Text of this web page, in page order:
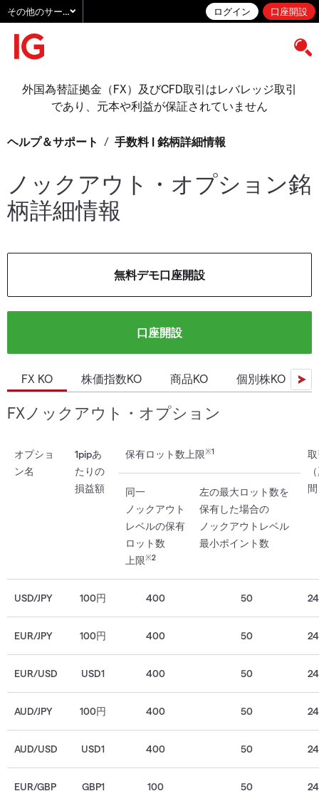
その他のサービス ログイン 口座開設
外国為替証拠金（FX）及びCFD取引はレバレッジ取引
であり、元本や利益が保証されていません
ヘルプ＆サポート / 手数料 | 銘柄詳細情報
ノックアウト・オプション銘
柄詳細情報
無料デモ口座開設
口座開設
FX KO 株価指数KO 商品KO 個別株KO
FXノックアウト・オプション
オプショ
ン名
1pipあ
たりの
損益額
保有ロット数上限※1
同一
ノックアウト
レベルの保有
ロット数
上限※2
左の最大ロット数を
保有した場合の
ノックアウトレベル
最小ポイント数
USD/JPY 100円 400 50
EUR/JPY 100円 400 50
EUR/USD USD1 400 50
AUD/JPY 100円 400 50
AUD/USD USD1 400 50
EUR/GBP GBP1 100 50